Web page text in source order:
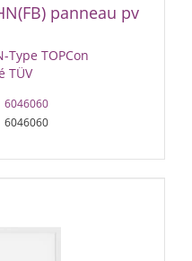
panneau pv
TOPCon
TÜV
6046060
6046060